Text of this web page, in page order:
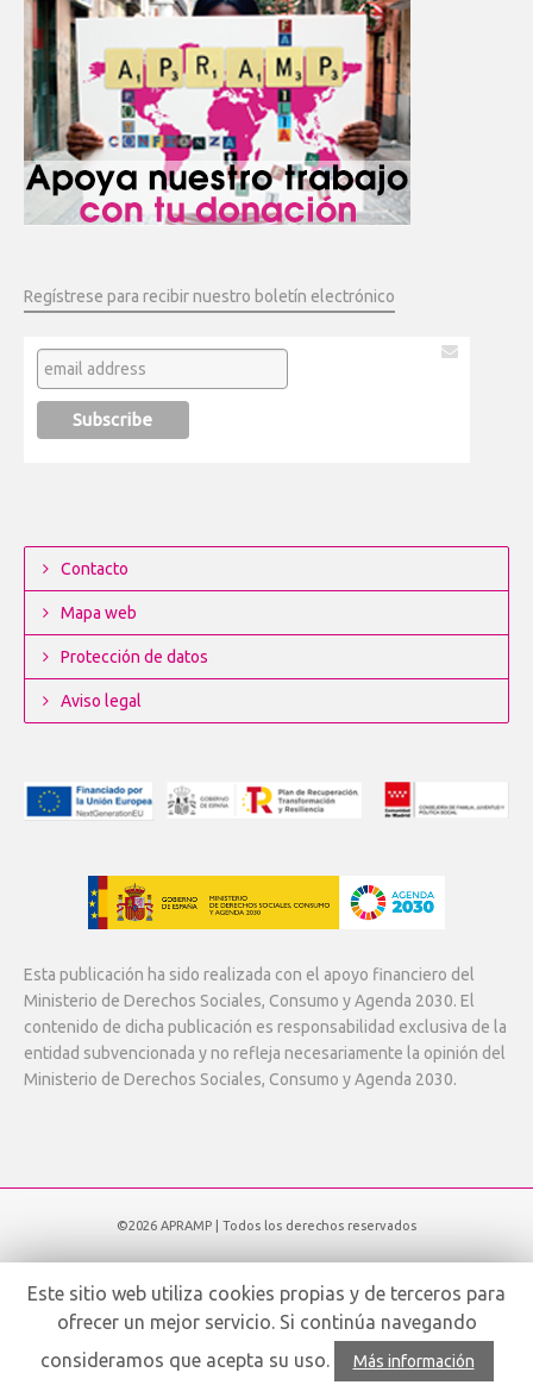
Regístrese para recibir nuestro boletín electrónico
Contacto
Mapa web
Protección de datos
Aviso legal
Esta publicación ha sido realizada con el apoyo financiero del
Ministerio de Derechos Sociales, Consumo y Agenda 2030. El
contenido de dicha publicación es responsabilidad exclusiva de la
entidad subvencionada y no refleja necesariamente la opinión del
Ministerio de Derechos Sociales, Consumo y Agenda 2030.
©2026 APRAMP | Todos los derechos reservados
Este sitio web utiliza cookies propias y de terceros para
ofrecer un mejor servicio. Si continúa navegando
consideramos que acepta su uso.
Más información